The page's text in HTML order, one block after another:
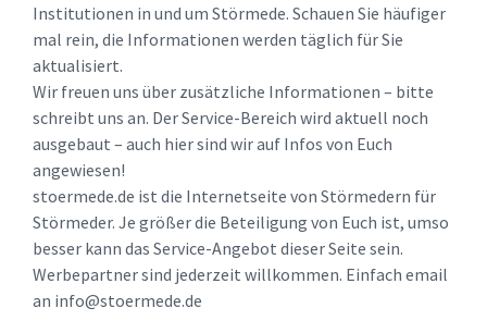
Institutionen in und um Störmede. Schauen Sie häufiger
mal rein, die Informationen werden täglich für Sie
aktualisiert.
Wir freuen uns über zusätzliche Informationen – bitte
schreibt uns an. Der Service-Bereich wird aktuell noch
ausgebaut – auch hier sind wir auf Infos von Euch
angewiesen!
stoermede.de ist die Internetseite von Störmedern für
Störmeder. Je größer die Beteiligung von Euch ist, umso
besser kann das Service-Angebot dieser Seite sein.
Werbepartner sind jederzeit willkommen. Einfach email
an info@stoermede.de